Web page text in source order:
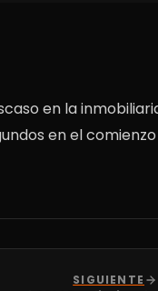
en la
en el
SIGUIENTE